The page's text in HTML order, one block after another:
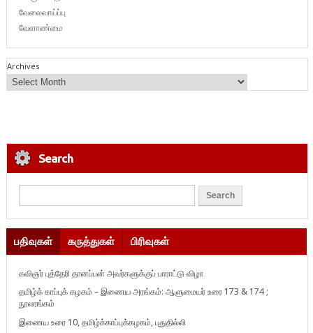
வேலைவாய்ப்பு
வேளாண்மை
Archives
Search
பதிவுகள் கருத்துகள் பிரிவுகள்
கவிஞர் புத்தேரி தானப்பன் அவர்களுக்குப் பாராட்டு விழா
தமிழ்க் காப்புக் கழகம் – இணைய அரங்கம்: ஆளுமையர் உரை 173 & 174 ;
நூலரங்கம்
இணைய உரை 10, தமிழ்க்காப்புக்கழகம், புதுதில்லி